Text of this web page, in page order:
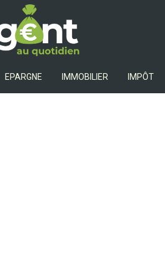
Quotidien
EPARGNE IMMOBILIER IMPÔT